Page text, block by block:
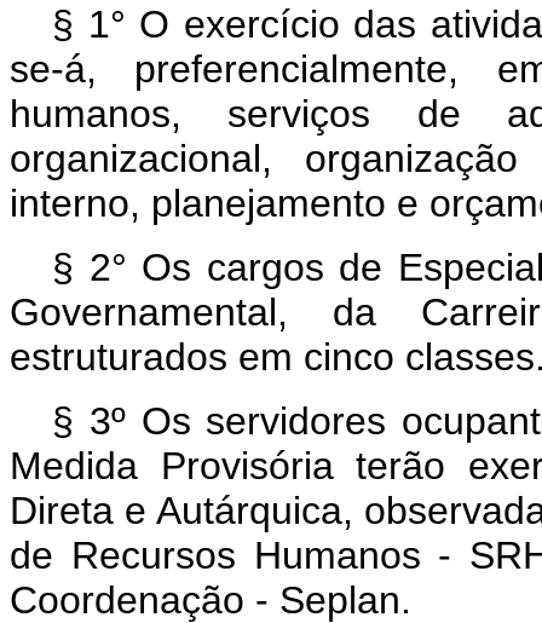
§ 1° O exercício das
se-á, preferencialmente,
humanos, serviços de
organizacional,
interno, planejamento e
§ 2° Os cargos de
Governamental, da
estruturados em cinco
§ 3º Os servidores
Medida Provisória terão
Direta e Autárquica,
de Recursos Humanos -
Coordenação - Seplan.